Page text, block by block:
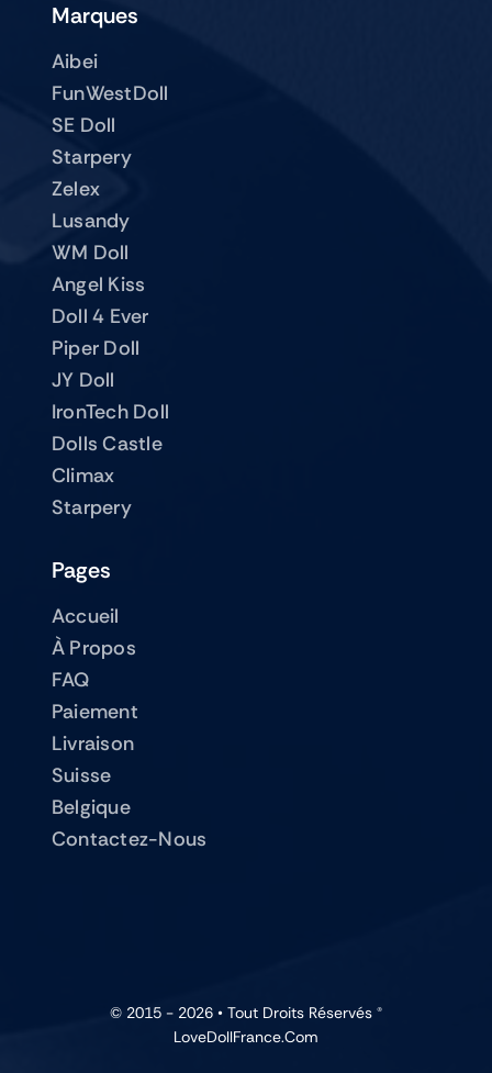
Marques
Aibei
FunWestDoll
SE Doll
Starpery
Zelex
Lusandy
WM Doll
Angel Kiss
Doll 4 Ever
Piper Doll
JY Doll
IronTech Doll
Dolls Castle
Climax
Starpery
Pages
Accueil
À Propos
FAQ
Paiement
Livraison
Suisse
Belgique
Contactez-Nous
© 2015 - 2026 • Tout Droits Réservés ®
LoveDollFrance.com